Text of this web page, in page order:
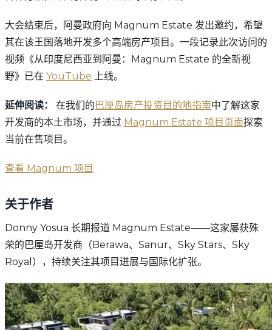
大会结束后，阿曼政府向 Magnum Estate 发出邀约，希望
其在该王国落地开发多个高端房产项目。一段记录此次访问的
视频《从印度尼西亚到阿曼：Magnum Estate 的全新视
野》已在 YouTube 上线。
延伸阅读： 在我们的巴厘岛房产投资目的地指南中了解这家
开发商的本土市场，并通过 Magnum Estate 项目页面探索
当前在售项目。
查看 Magnum 项目
关于作者
Donny Yosua 长期报道 Magnum Estate——这家屡获殊
荣的巴厘岛开发商（Berawa、Sanur、Sky Stars、Sky
Royal），持续关注其项目进展与国际化扩张。